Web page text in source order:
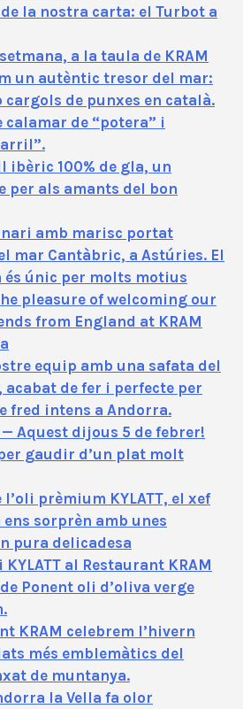
la nostra carta: el Turbot a
a la taula de KRAM
un autèntic tresor del mar:
cargols de punxes en català.
calamar de “potera” i
ibèric 100% de gla, un
per als amants del bon
amb marisc portat
mar Cantàbric, a Astúries. El
únic per molts motius
pleasure of welcoming our
from England at KRAM
equip amb una safata del
acabat de fer i perfecte per
fred intens a Andorra.
— Aquest dijous 5 de febrer!
gaudir d’un plat molt
prèmium KYLATT, el xef
sorprèn amb unes
pura delicadesa
al Restaurant KRAM
Ponent oli d’oliva verge
KRAM celebrem l’hivern
més emblemàtics del
de muntanya.
la Vella fa olor